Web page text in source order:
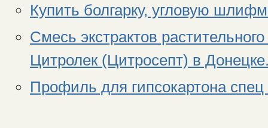
Купить болгарку, угловую
Смесь экстрактов
Цитролек (Цитросепт) в
Профиль для гипсокартона